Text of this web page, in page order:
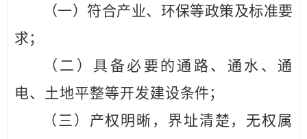
（一）符合产业、环保等政策及标准要
求；
（二）具备必要的通路、通水、通
电、土地平整等开发建设条件；
（三）产权明晰，界址清楚，无权属